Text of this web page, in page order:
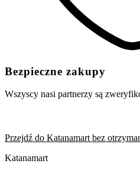
Bezpieczne zakupy
Wszyscy nasi partnerzy są
Przejdź do Katanamart bez
Katanamart